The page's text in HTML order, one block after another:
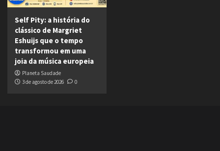
Self Pity: a história do
clássico de Margriet
Eshuijs que o tempo
transformou em uma
joia da música europeia
Planeta Saudade
3 de agosto de 2026
0